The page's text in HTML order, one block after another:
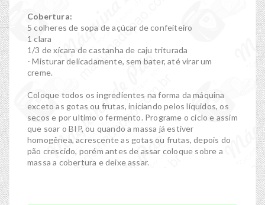
Cobertura:
5 colheres de sopa de açúcar de confeiteiro
1 clara
1/3 de xícara de castanha de caju triturada
- Misturar delicadamente, sem bater, até virar um
creme.
Coloque todos os ingredientes na forma da máquina
exceto as gotas ou frutas, iniciando pelos líquidos, os
secos e por ultimo o fermento. Programe o ciclo e assim
que soar o BIP, ou quando a massa já estiver
homogênea, acrescente as gotas ou frutas, depois do
pão crescido, porém antes de assar coloque sobre a
massa a cobertura e deixe assar.